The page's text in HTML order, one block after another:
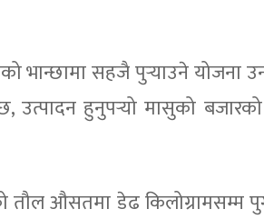
भान्छामा सहजै पुर्‍याउने योजना
उत्पादन हुनुपर्‍यो मासुको
औसतमा डेढ किलोग्रामसम्म